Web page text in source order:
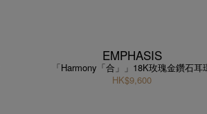
EMPHASIS
「Harmony「合」」18K玫瑰金鑽石耳
HK$9,600